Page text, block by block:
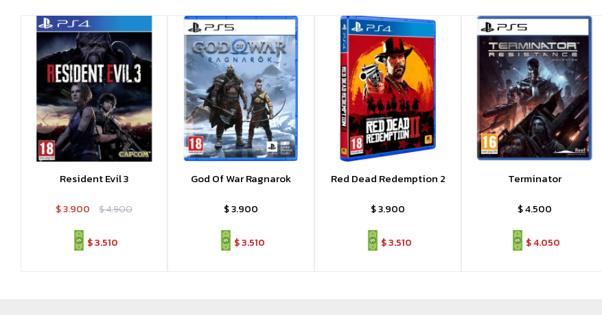
Resident Evil 3
$3.900 $4.900
$3.510
God Of War Ragnarok
$3.900
$3.510
Red Dead Redemption 2
$3.900
$3.510
Terminator
$4.500
$4.050